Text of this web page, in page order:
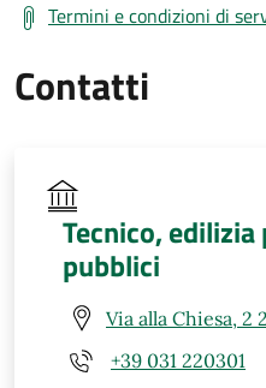
Termini e condizioni di
Contatti
Tecnico,
pubblici
Via alla Chiesa, 2
+39 031 220301